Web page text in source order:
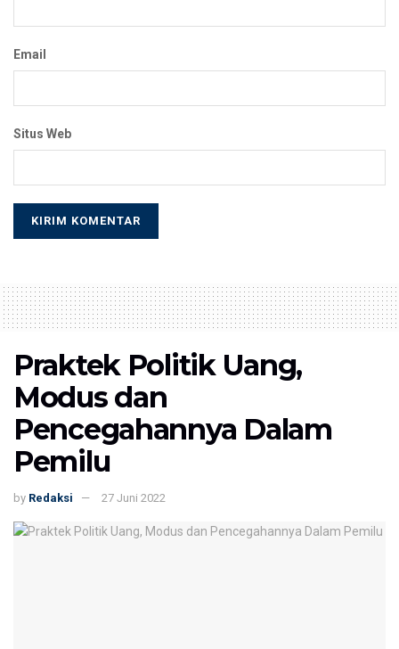
Email
Situs Web
Praktek Politik Uang,
Modus dan
Pencegahannya Dalam
Pemilu
by Redaksi 27 Juni 2022